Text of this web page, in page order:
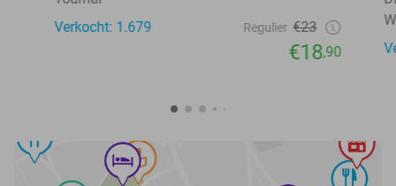
Verkocht: 1.679
Regulier €23
€18,90